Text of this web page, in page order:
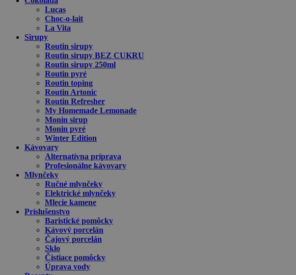
Lucas
Choc-o-lait
La Vita
Sirupy
Routin sirupy
Routin sirupy BEZ CUKRU
Routin sirupy 250ml
Routin pyré
Routin toping
Routin Artonic
Routin Refresher
My Homemade Lemonade
Monin sirup
Monin pyré
Winter Edition
Kávovary
Alternatívna príprava
Profesionálne kávovary
Mlynčeky
Ručné mlynčeky
Elektrické mlynčeky
Mlecie kamene
Príslušenstvo
Baristické pomôcky
Kávový porcelán
Čajový porcelán
Sklo
Čistiace pomôcky
Úprava vody